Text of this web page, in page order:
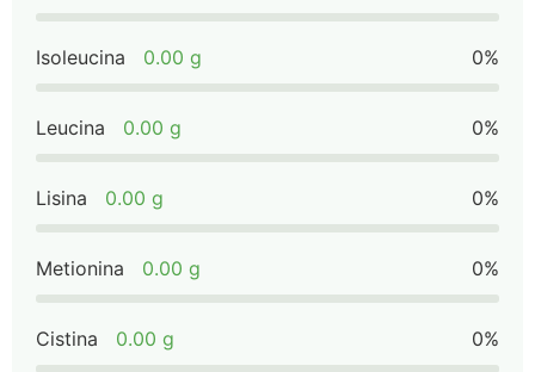
Isoleucina 0.00 g 0%
Leucina 0.00 g 0%
Lisina 0.00 g 0%
Metionina 0.00 g 0%
Cistina 0.00 g 0%